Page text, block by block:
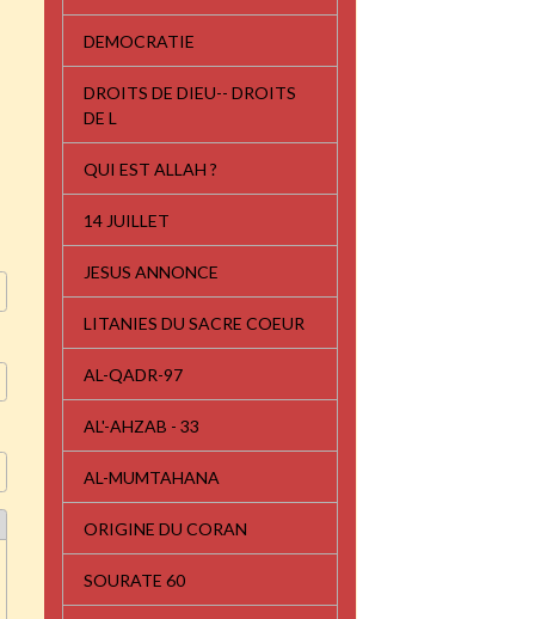
DEMOCRATIE
DROITS DE DIEU-- DROITS
DE L
QUI EST ALLAH ?
14 JUILLET
JESUS ANNONCE
LITANIES DU SACRE COEUR
AL-QADR-97
AL'-AHZAB - 33
AL-MUMTAHANA
ORIGINE DU CORAN
SOURATE 60